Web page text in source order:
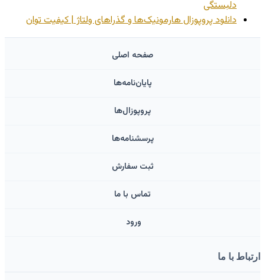
دلبستگی
دانلود پروپوزال هارمونیک‌ها و گذراهای ولتاژ | کیفیت توان
صفحه اصلی
پایان‌نامه‌ها
پروپوزال‌ها
پرسشنامه‌ها
ثبت سفارش
تماس با ما
ورود ‌
ارتباط با ما